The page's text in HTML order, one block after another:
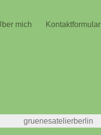
mich Kontaktformular